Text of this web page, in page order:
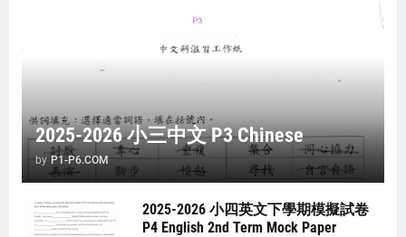
2025-2026 小三中文 P3 Chinese
by P1-P6.COM
2025-2026 小四英文下學期模擬試卷
P4 English 2nd Term Mock Paper